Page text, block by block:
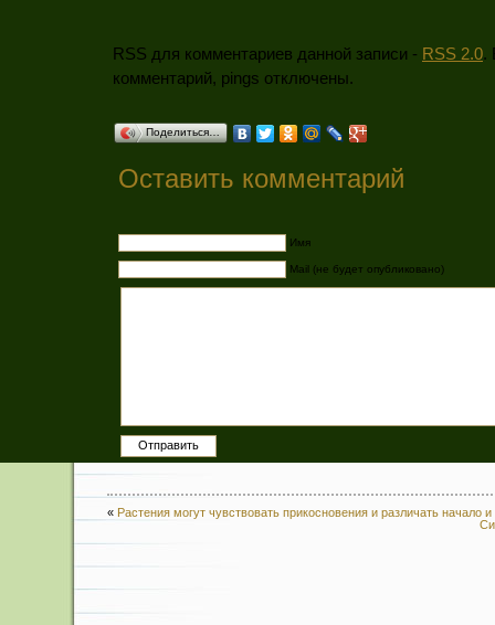
RSS для комментариев данной записи - RSS 2.0.
комментарий, pings отключены.
Поделиться…
Оставить комментарий
Имя
Mail (не будет опубликовано)
« Растения могут чувствовать прикосновения и различать начало и